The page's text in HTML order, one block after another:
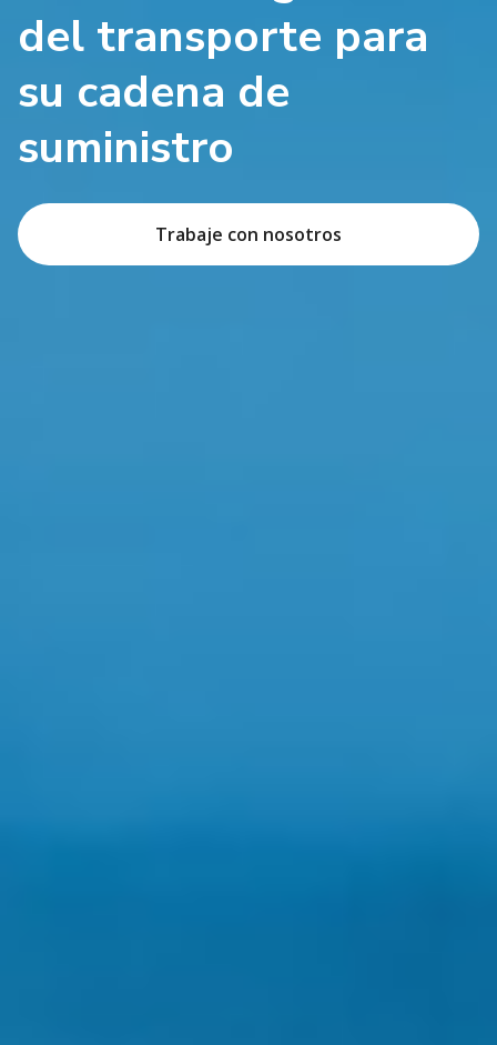
del transporte para
su cadena de
suministro
Trabaje con nosotros